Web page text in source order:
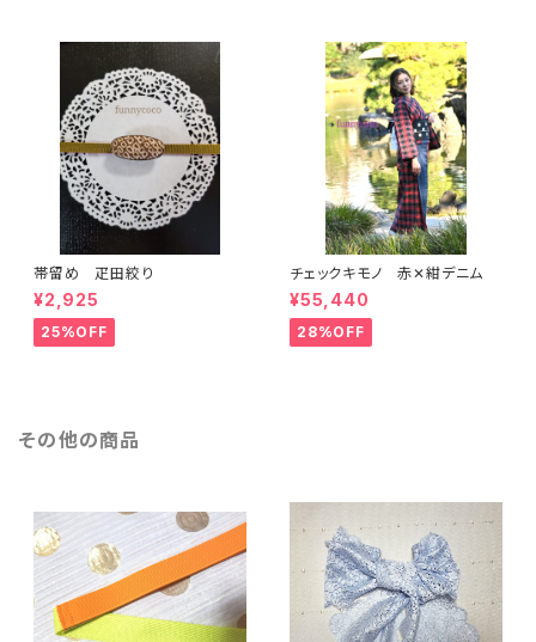
帯留め 疋田絞り
¥2,925
25%OFF
チェックキモノ 赤✕紺デニム
¥55,440
28%OFF
その他の商品